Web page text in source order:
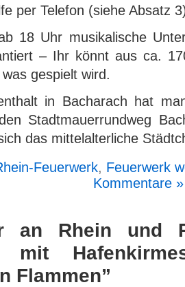
per Telefon (siehe Absatz
18 Uhr musikalische
– Ihr könnt aus ca.
gespielt wird.
in Bacharach hat
Stadtmauerrundweg
das mittelalterliche
Feuerwerk, Feuerwerk
Kommentare »
an Rhein und
mit
Flammen”